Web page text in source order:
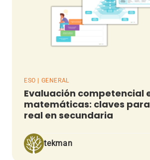
ESO | GENERAL
Evaluación competencial
matemáticas: claves
real en secundaria
tekman